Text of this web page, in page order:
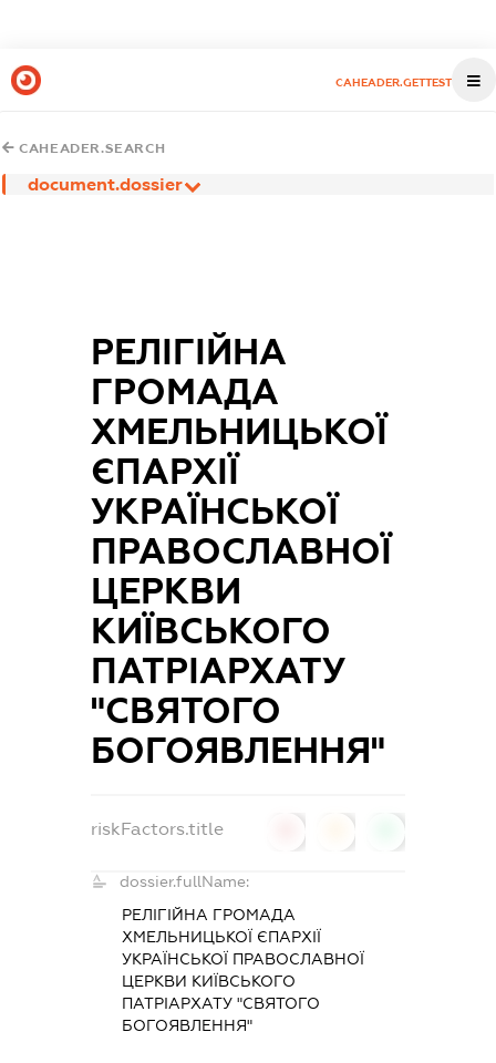
CAHEADER.GETTEST
CAHEADER.SEARCH
document.dossier
РЕЛІГІЙНА
ГРОМАДА
ХМЕЛЬНИЦЬКОЇ
ЄПАРХІЇ
УКРАЇНСЬКОЇ
ПРАВОСЛАВНОЇ
ЦЕРКВИ
КИЇВСЬКОГО
ПАТРІАРХАТУ
"СВЯТОГО
БОГОЯВЛЕННЯ"
riskFactors.title
dossier.fullName:
РЕЛІГІЙНА ГРОМАДА
ХМЕЛЬНИЦЬКОЇ ЄПАРХІЇ
УКРАЇНСЬКОЇ ПРАВОСЛАВНОЇ
ЦЕРКВИ КИЇВСЬКОГО
ПАТРІАРХАТУ "СВЯТОГО
БОГОЯВЛЕННЯ"